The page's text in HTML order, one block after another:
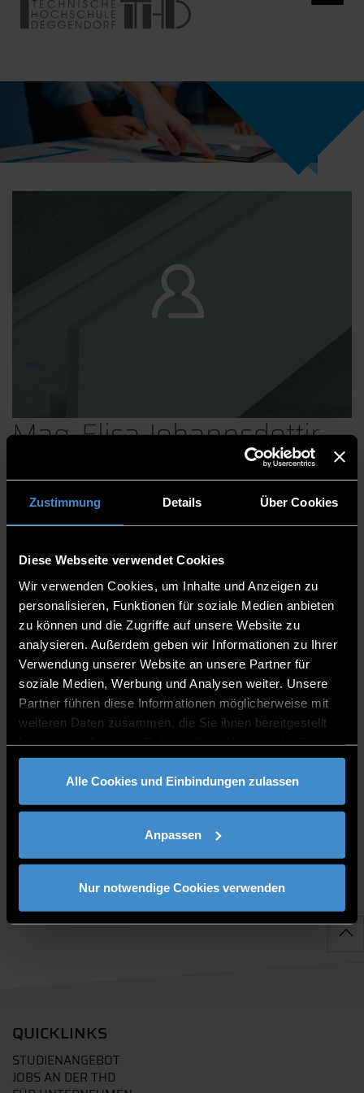
Zustimmung Details Über Cookies
Diese Webseite verwendet Cookies
Wir verwenden Cookies, um Inhalte und Anzeigen zu
personalisieren, Funktionen für soziale Medien anbieten
zu können und die Zugriffe auf unsere Website zu
analysieren. Außerdem geben wir Informationen zu Ihrer
Verwendung unserer Website an unsere Partner für
soziale Medien, Werbung und Analysen weiter. Unsere
Partner führen diese Informationen möglicherweise mit
weiteren Daten zusammen, die Sie ihnen bereitgestellt
gesammelt haben.
Alle Cookies und Einbindungen zulassen
Anpassen
Nur notwendige Cookies verwenden
Mag. Elisa Johannsdottir,
Lehrbeauftragte
LA 27-0.16
0991/3615-8345
PUBLIKATIONEN
QUICKLINKS
STUDIENANGEBOT
JOBS AN DER THD